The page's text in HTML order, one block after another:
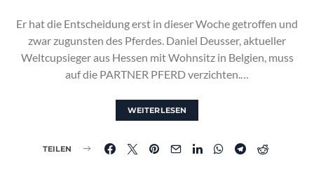
Er hat die Entscheidung erst in dieser Woche getroffen und
zwar zugunsten des Pferdes. Daniel Deusser, aktueller
Weltcupsieger aus Hessen mit Wohnsitz in Belgien, muss
auf die PARTNER PFERD verzichten.…
WEITERLESEN
TEILEN